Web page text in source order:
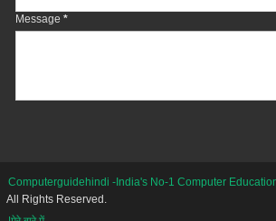
Message *
Computerguidehindi -India's No-1 Computer
All Rights Reserved.